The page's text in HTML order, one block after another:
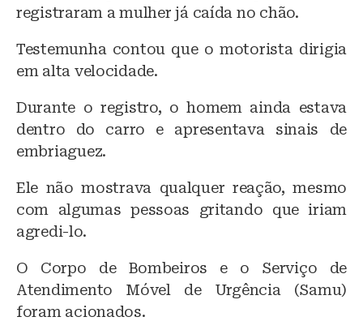
registraram a mulher já caída no chão.
Testemunha contou que o motorista dirigia
em alta velocidade.
Durante o registro, o homem ainda estava
dentro do carro e apresentava sinais de
embriaguez.
Ele não mostrava qualquer reação, mesmo
com algumas pessoas gritando que iriam
agredi-lo.
O Corpo de Bombeiros e o Serviço de
Atendimento Móvel de Urgência (Samu)
foram acionados.